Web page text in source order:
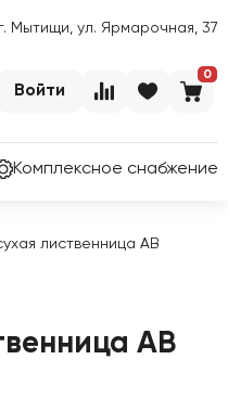
Мытищи, ул. Ярмарочная, 37
Войти
0
Комплексное снабжение
лиственница АВ
АВ